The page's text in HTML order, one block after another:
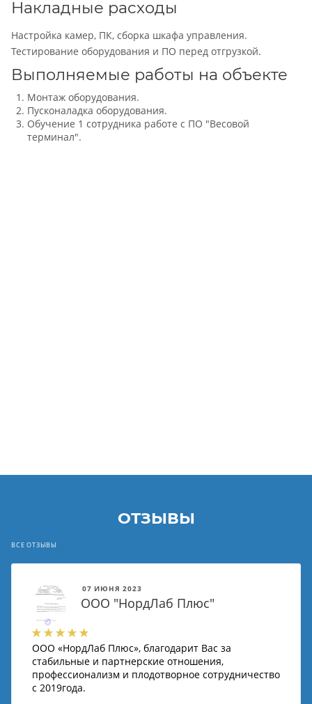
Накладные расходы
Настройка камер, ПК, сборка шкафа управления.
Тестирование оборудования и ПО перед отгрузкой.
Выполняемые работы на объекте
Монтаж оборудования.
Пусконаладка оборудования.
Обучение 1 сотрудника работе с ПО "Весовой
терминал".
ОТЗЫВЫ
ВСЕ ОТЗЫВЫ
07 ИЮНЯ 2023
ООО "НордЛаб Плюс"
ООО «НордЛаб Плюс», благодарит Вас за
стабильные и партнерские отношения,
профессионализм и плодотворное сотрудничество
с 2019года.